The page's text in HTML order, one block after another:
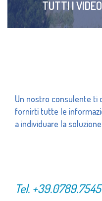
TUTTI I
Un nostro consulente ti
fornirti tutte le
a individuare la
Tel.